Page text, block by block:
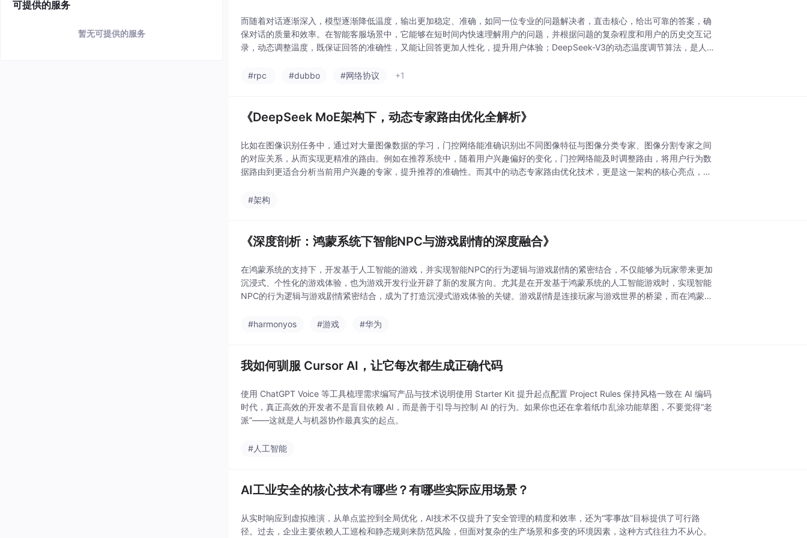
可提供的服务
暂无可提供的服务
而随着对话逐渐深入，模型逐渐降低温度，输出更加稳定、准确，如同一位专业的问题解决者，直击核心，给出可靠的答案，确
保对话的质量和效率。在智能客服场景中，它能够在短时间内快速理解用户的问题，并根据问题的复杂程度和用户的历史交互记
录，动态调整温度，既保证回答的准确性，又能让回答更加人性化，提升用户体验；DeepSeek-V3的动态温度调节算法，是人
#rpc
#dubbo #网络协议 +1
《DeepSeek MoE架构下，动态专家路由优化全解析》
比如在图像识别任务中，通过对大量图像数据的学习，门控网络能准确识别出不同图像特征与图像分类专家、图像分割专家之间
的对应关系，从而实现更精准的路由。例如在推荐系统中，随着用户兴趣偏好的变化，门控网络能及时调整路由，将用户行为数
据路由到更适合分析当前用户兴趣的专家，提升推荐的准确性。而其中的动态专家路由优化技术，更是这一架构的核心亮点，宛
#架构
《深度剖析：鸿蒙系统下智能NPC与游戏剧情的深度融合》
在鸿蒙系统的支持下，开发基于人工智能的游戏，并实现智能NPC的行为逻辑与游戏剧情的紧密结合，不仅能够为玩家带来更加
沉浸式、个性化的游戏体验，也为游戏开发行业开辟了新的发展方向。尤其是在开发基于鸿蒙系统的人工智能游戏时，实现智能
NPC的行为逻辑与游戏剧情紧密结合，成为了打造沉浸式游戏体验的关键。游戏剧情是连接玩家与游戏世界的桥梁，而在鸿蒙系
#harmonyos
#游戏 #华为
我如何驯服 Cursor AI，让它每次都生成正确代码
使用 ChatGPT Voice 等工具梳理需求编写产品与技术说明使用 Starter Kit 提升起点配置 Project Rules 保持风格一致在 AI 编码
时代，真正高效的开发者不是盲目依赖 AI，而是善于引导与控制 AI 的行为。如果你也还在拿着纸巾乱涂功能草图，不要觉得“老
派”——这就是人与机器协作最真实的起点。
#人工智能
AI工业安全的核心技术有哪些？有哪些实际应用场景？
从实时响应到虚拟推演，从单点监控到全局优化，AI技术不仅提升了安全管理的精度和效率，还为“零事故”目标提供了可行路
径。过去，企业主要依赖人工巡检和静态规则来防范风险，但面对复杂的生产场景和多变的环境因素，这种方式往往力不从心。